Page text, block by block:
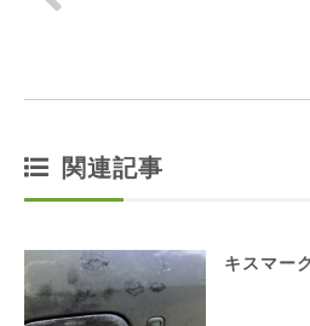
関連記事
キスマーク